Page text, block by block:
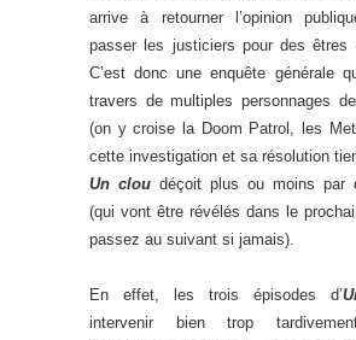
arrive à retourner l’opinion
passer les justiciers pour des êtres
C’est donc une enquête générale
travers de multiples personnages
(on y croise la Doom Patrol, les
cette investigation et sa résolution
Un clou déçoit plus ou moins par
(qui vont être révélés dans le
passez au suivant si jamais).
En effet, les trois épisodes d’
intervenir bien trop